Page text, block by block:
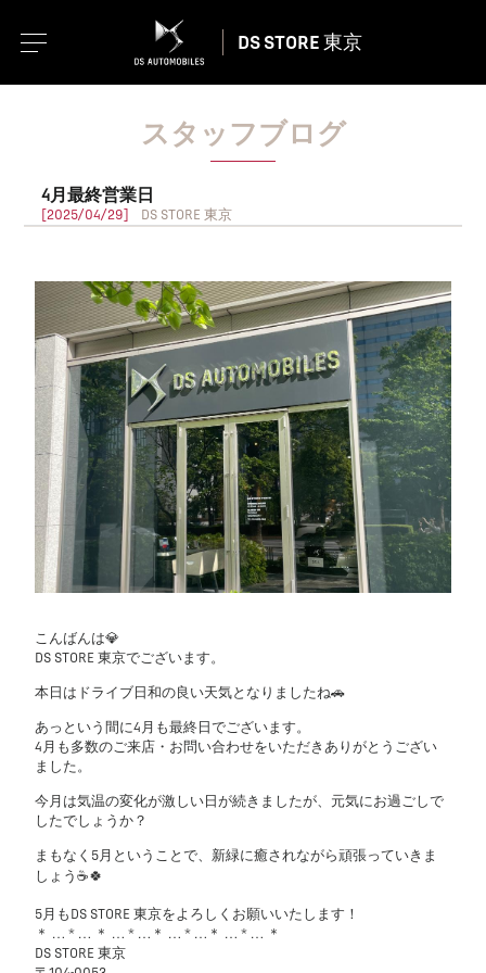
DS STORE 東京
スタッフブログ
4月最終営業日
[2025/04/29] DS STORE 東京
こんばんは💎
DS STORE 東京でございます。
本日はドライブ日和の良い天気となりましたね🚗
あっという間に4月も最終日でございます。
4月も多数のご来店・お問い合わせをいただきありがとうござい
ました。
今月は気温の変化が激しい日が続きましたが、元気にお過ごしで
したでしょうか？
まもなく5月ということで、新緑に癒されながら頑張っていきま
しょう☕🍀
5月もDS STORE 東京をよろしくお願いいたします！
＊ … * … ＊ … * …＊ … * …＊ … * … ＊
DS STORE 東京